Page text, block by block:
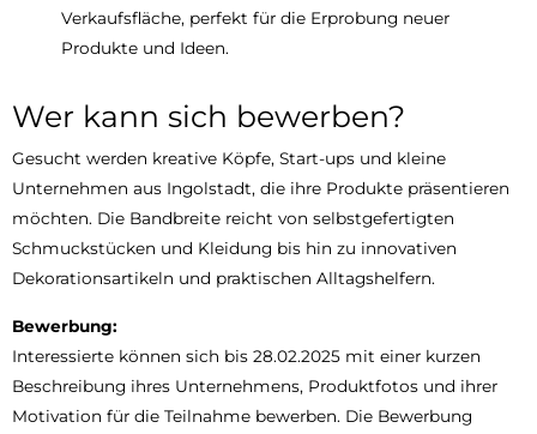
Verkaufsfläche, perfekt für die Erprobung neuer
Produkte und Ideen.
Wer kann sich bewerben?
Gesucht werden kreative Köpfe, Start-ups und kleine
Unternehmen aus Ingolstadt, die ihre Produkte präsentieren
möchten. Die Bandbreite reicht von selbstgefertigten
Schmuckstücken und Kleidung bis hin zu innovativen
Dekorationsartikeln und praktischen Alltagshelfern.
Bewerbung:
Interessierte können sich bis 28.02.2025 mit einer kurzen
Beschreibung ihres Unternehmens, Produktfotos und ihrer
Motivation für die Teilnahme bewerben. Die Bewerbung